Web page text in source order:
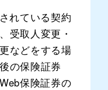
れている契約
受取人変更・
などをする場
の保険証券
保険証券の